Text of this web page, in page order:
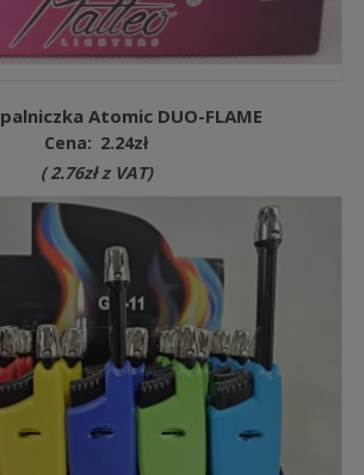
Atomic DUO-FLAME
Cena: 2.24zł
(2.76złz VAT)